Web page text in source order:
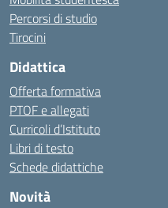
Percorsi di studio
Tirocini
Didattica
Offerta formativa
PTOF e allegati
Curricoli d’Istituto
Libri di testo
Schede didattiche
Novità